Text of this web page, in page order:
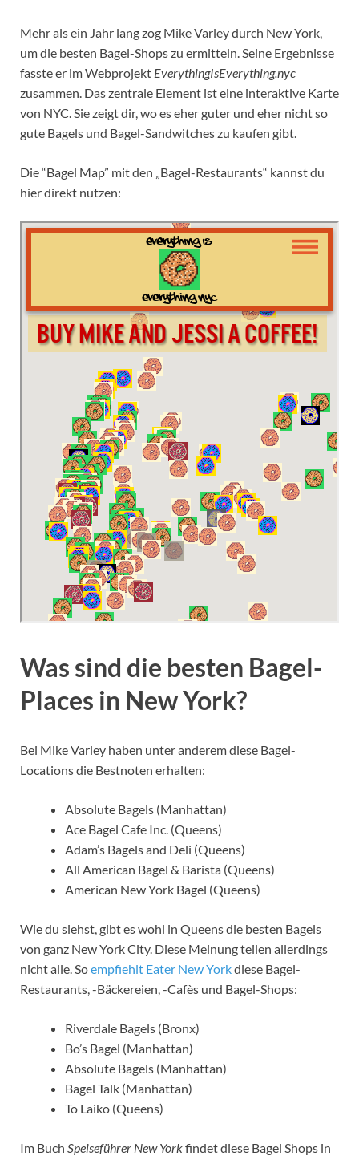
Mehr als ein Jahr lang zog Mike Varley durch New York,
um die besten Bagel-Shops zu ermitteln. Seine Ergebnisse
fasste er im Webprojekt EverythingIsEverything.nyc
zusammen. Das zentrale Element ist eine interaktive Karte
von NYC. Sie zeigt dir, wo es eher guter und eher nicht so
gute Bagels und Bagel-Sandwitches zu kaufen gibt.
Die “Bagel Map” mit den „Bagel-Restaurants“ kannst du
hier direkt nutzen:
Was sind die besten Bagel-
Places in New York?
Bei Mike Varley haben unter anderem diese Bagel-
Locations die Bestnoten erhalten:
Absolute Bagels (Manhattan)
Ace Bagel Cafe Inc. (Queens)
Adam’s Bagels and Deli (Queens)
All American Bagel & Barista (Queens)
American New York Bagel (Queens)
Wie du siehst, gibt es wohl in Queens die besten Bagels
von ganz New York City. Diese Meinung teilen allerdings
nicht alle. Soempfiehlt Eater New Yorkdiese Bagel-
Restaurants, -Bäckereien, -Cafès und Bagel-Shops:
Riverdale Bagels (Bronx)
Bo’s Bagel (Manhattan)
Absolute Bagels (Manhattan)
Bagel Talk (Manhattan)
To Laiko (Queens)
Im Buch Speiseführer New Yorkfindet diese Bagel Shops in